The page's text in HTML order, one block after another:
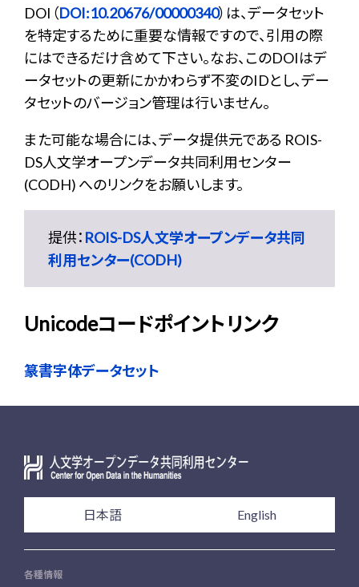
DOI（DOI:10.20676/00000340）は、データセット
を特定するために重要な情報ですので、引用の際
にはできるだけ含めて下さい。なお、このDOIはデ
ータセットの更新にかかわらず不変のIDとし、デー
タセットのバージョン管理は行いません。
また可能な場合には、データ提供元である ROIS-
DS人文学オープンデータ共同利用センター
(CODH) へのリンクをお願いします。
提供： ROIS-DS人文学オープンデータ共同
利用センター(CODH)
Unicodeコードポイントリンク
篆書字体データセット
日本語 English
各種情報